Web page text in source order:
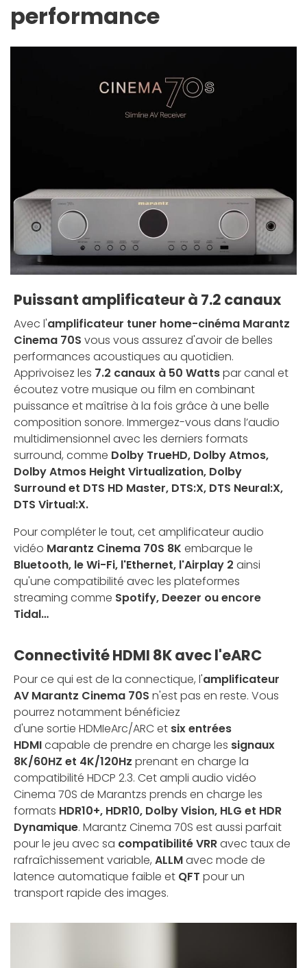
performance
Puissant amplificateur à 7.2 canaux
Avec l'amplificateur tuner home-cinéma Marantz
Cinema 70S vous vous assurez d'avoir de belles
performances acoustiques au quotidien.
Apprivoisez les 7.2 canaux à 50 Wattspar canal et
écoutez votre musique ou film en combinant
puissance et maîtrise à la fois grâce à une belle
composition sonore. Immergez-vous dans l’audio
multidimensionnel avec les derniers formats
surround, comme Dolby TrueHD, Dolby Atmos,
Dolby Atmos Height Virtualization, Dolby
Surround et DTS HD Master, DTS:X, DTS Neural:X,
DTS Virtual:X.
Pour compléter le tout, cet amplificateur audio
vidéo Marantz Cinema 70S 8K embarque le
Bluetooth, le Wi-Fi, l'Ethernet, l'Airplay 2 ainsi
qu'une compatibilité avec les plateformes
streaming comme Spotify, Deezer ou encore
Tidal…
Connectivité HDMI 8K avec l'eARC
Pour ce qui est de la connectique, l'amplificateur
AV Marantz Cinema 70S n'est pas en reste. Vous
pourrez notamment bénéficiez
d'une sortie HDMIeArc/ARC et six entrées
HDMIcapable de prendre en charge les signaux
8K/60HZ et 4K/120Hz prenant en charge la
compatibilité HDCP 2.3. Cet ampli audio vidéo
Cinema 70S de Marantzs prends en charge les
formats HDR10+, HDR10, Dolby Vision, HLG et HDR
Dynamique. Marantz Cinema 70S est aussi parfait
pour le jeu avec sa compatibilité VRRavec taux de
rafraîchissement variable, ALLMavec mode de
latence automatique faible et QFT pour un
transport rapide des images.